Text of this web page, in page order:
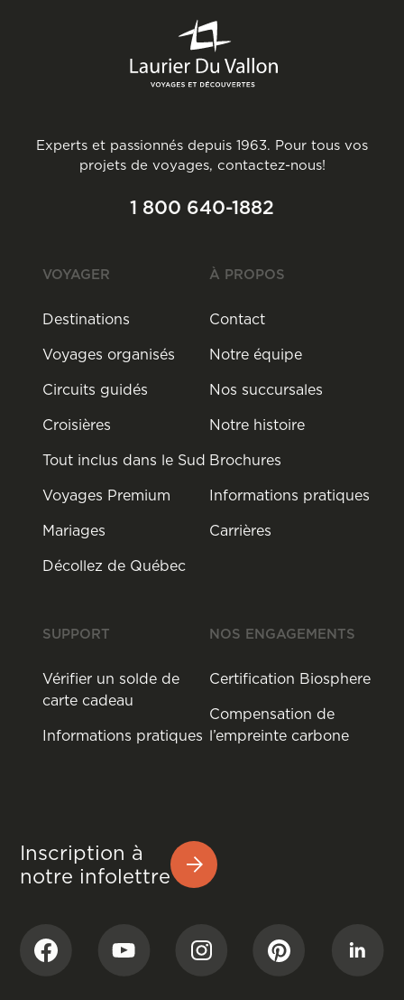
Experts et passionnés depuis 1963. Pour tous vos
projets de voyages, contactez-nous!
1 800 640-1882
VOYAGER
Destinations
Voyages organisés
Circuits guidés
Croisières
Tout inclus dans le Sud
Voyages Premium
Mariages
Décollez de Québec
À PROPOS
Contact
Notre équipe
Nos succursales
Notre histoire
Brochures
Informations pratiques
Carrières
SUPPORT
Vérifier un solde de
carte cadeau
Informations pratiques
NOS ENGAGEMENTS
Certification Biosphere
Compensation de
l’empreinte carbone
Inscription à
notre infolettre